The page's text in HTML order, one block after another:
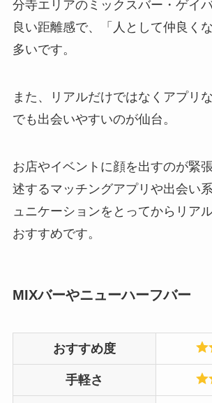
分寺エリアのミックスバー・ゲイ
良い距離感で、「人として仲良く
多いです。
また、リアルだけではなくアプリ
でも出会いやすいのが仙台。
お店やイベントに顔を出すのが緊
述するマッチングアプリや出会い
ュニケーションをとってからリア
おすすめです。
MIXバーやニューハーフバー
おすすめ度
手軽さ